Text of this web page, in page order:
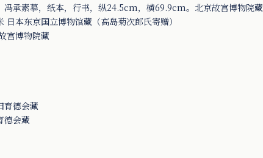
冯承素摹，纸本，行书，纵24.5cm，横69.9cm。北京故宫博物院藏
本东京国立博物馆藏（高岛菊次郎氏寄赠）
宫博物院藏
育德会藏
德会藏